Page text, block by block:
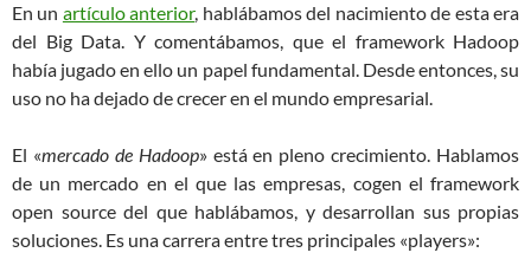
En un artículo anterior, hablábamos del nacimiento de esta era
del Big Data. Y comentábamos, que el framework Hadoop
había jugado en ello un papel fundamental. Desde entonces, su
uso no ha dejado de crecer en el mundo empresarial.
El «mercado de Hadoop» está en pleno crecimiento. Hablamos
de un mercado en el que las empresas, cogen el framework
open source del que hablábamos, y desarrollan sus propias
soluciones. Es una carrera entre tres principales «players»: